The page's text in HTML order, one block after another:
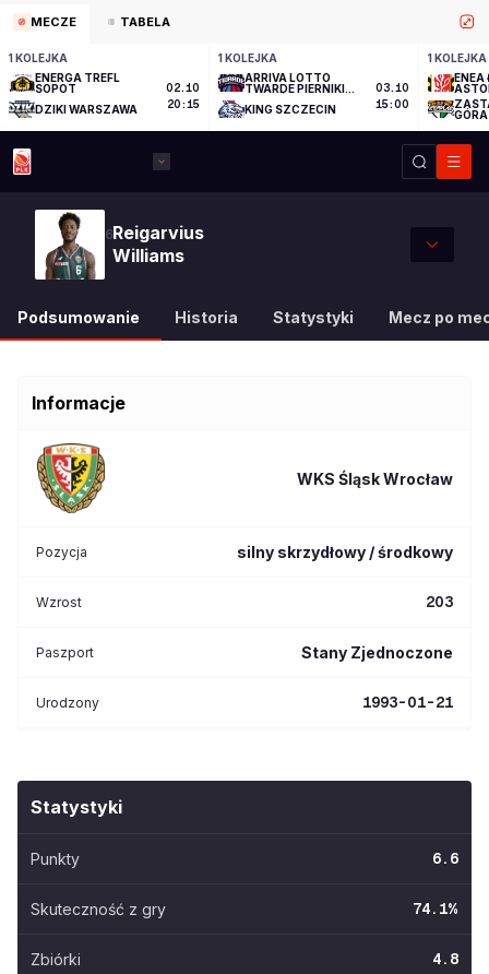
MECZE TABELA
1 KOLEJKA
ENERGA TREFL
SOPOT
DZIKI WARSZAWA
02.10
20:15
1 KOLEJKA
ARRIVA LOTTO
TWARDE PIERNIKI
KING SZCZECIN
03.10
15:00
1 KOLEJKA
ENEA
GÓRA
6Reigarvius
Williams
Podsumowanie Historia Statystyki Mecz po
Informacje
WKS Śląsk Wrocław
Pozycja silny skrzydłowy / środkowy
Wzrost 203
Paszport Stany Zjednoczone
Urodzony 1993-01-21
Statystyki
Punkty 6.6
Skuteczność z gry 74.1%
Zbiórki 4.8